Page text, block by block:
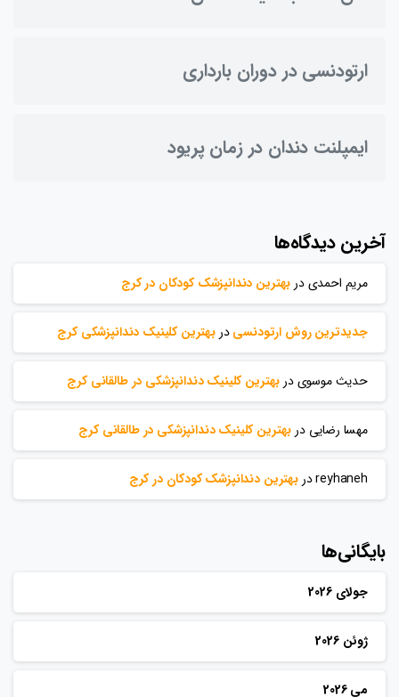
ارتودنسی در دوران بارداری
ایمپلنت دندان در زمان پریود
آخرین دیدگاه‌ها
مریم احمدیدر بهترین دندانپزشک کودکان در کرج
جدیدترین روش ارتودنسیدربهترین کلینیک دندانپزشکی کرج
حدیث موسویدر بهترین کلینیک دندانپزشکی در طالقانی کرج
مهسا رضایی در بهترین کلینیک دندانپزشکی در طالقانی کرج
reyhanehدربهترین دندانپزشک کودکان در کرج
بایگانی‌ها
جولای 2026
ژوئن 2026
می 2026